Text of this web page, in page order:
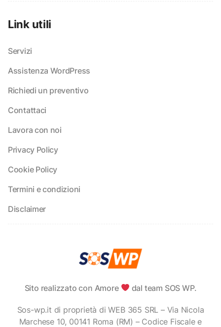
Link utili
Servizi
Assistenza WordPress
Richiedi un preventivo
Contattaci
Lavora con noi
Privacy Policy
Cookie Policy
Termini e condizioni
Disclaimer
Sito realizzato con Amore dal team SOS WP.
Sos-wp.it di proprietà di WEB 365 SRL – Via Nicola
Marchese 10, 00141 Roma (RM) – Codice Fiscale e